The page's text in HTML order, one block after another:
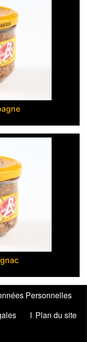
Personnelles
Plan du site